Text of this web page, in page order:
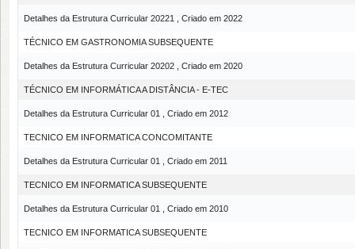
Detalhes da Estrutura Curricular 20221 , Criado em 2022
TÉCNICO EM GASTRONOMIA SUBSEQUENTE
Detalhes da Estrutura Curricular 20202 , Criado em 2020
TÉCNICO EM INFORMÁTICA A DISTÂNCIA - E-TEC
Detalhes da Estrutura Curricular 01 , Criado em 2012
TECNICO EM INFORMATICA CONCOMITANTE
Detalhes da Estrutura Curricular 01 , Criado em 2011
TECNICO EM INFORMATICA SUBSEQUENTE
Detalhes da Estrutura Curricular 01 , Criado em 2010
TECNICO EM INFORMATICA SUBSEQUENTE